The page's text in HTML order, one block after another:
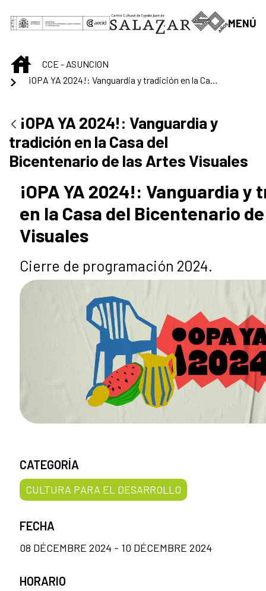
Saltar al contenido principal
MENÚ
INICIOCCE - ASUNCION
¡OPA YA 2024!: Vanguardia y
tradición en la Casa del
Bicentenario de las Artes Visuales
¡OPA YA 2024!: Vanguardia y
en la Casa del Bicentenario
Visuales
Cierre de programación 2024.
CATEGORÍA
CULTURA PARA EL DESARROLLO
FECHA
08 DÉCEMBRE 2024 - 10 DÉCEMBRE 2024
HORARIO